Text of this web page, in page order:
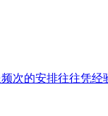
次的安排往往凭